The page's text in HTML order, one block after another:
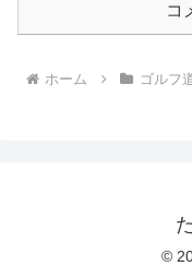
コ
ホーム ゴルフ
©